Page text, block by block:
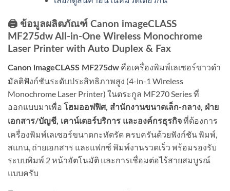
🖨️ ข้อมูลผลิตภัณฑ์ Canon imageCLASS
MF275dw All-in-One Wireless Monochrome
Laser Printer with Auto Duplex & Fax
Canon imageCLASS MF275dw คือเครื่องพิมพ์เลเซอร์ขาวดำ
มัลติฟังก์ชันระดับประสิทธิภาพสูง (4-in-1 Wireless
Monochrome Laser Printer) ในตระกูล MF270 Series ที่
ออกแบบมาเพื่อ โฮมออฟฟิศ, สำนักงานขนาดเล็ก-กลาง, ฝ่าย
เอกสาร/บัญชี, เคาน์เตอร์บริการ และองค์กรธุรกิจที่ต้องการ
เครื่องพิมพ์เลเซอร์ขนาดกะทัดรัด ครบครันด้วยฟังก์ชัน พิมพ์,
สแกน, ถ่ายเอกสาร และแฟกซ์ พิมพ์งานรวดเร็ว พร้อมรองรับ
ระบบพิมพ์ 2 หน้าอัตโนมัติ และการเชื่อมต่อไร้สายสมบูรณ์
แบบครับ